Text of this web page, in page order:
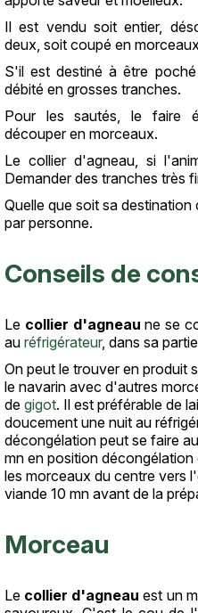
Il est vendu soit entier,
deux, soit coupé en
S'il est destiné à être
débité en grosses tranches.
Pour les sautés, le faire
découper en morceaux.
Le collier d'agneau, si
Demander des tranches très
Quelle que soit sa
par personne.
Conseils de
Le collier d'agneau ne se
au réfrigérateur, dans sa
On peut le trouver en produit
le navarin avec d'autres
de gigot. Il est préférable de
doucement une nuit au
décongélation peut se faire
mn en position
les morceaux du centre vers
viande 10 mn avant de la
Morceau
Le collier d'agneau est un